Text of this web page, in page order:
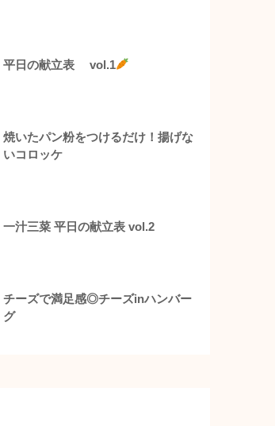
平日の献立表 vol.1
焼いたパン粉をつけるだけ！揚げな
いコロッケ
一汁三菜 平日の献立表 vol.2
チーズで満足感◎チーズinハンバー
グ